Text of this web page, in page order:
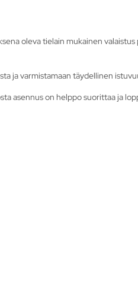
oleva tielain mukainen
ja varmistamaan täydellinen
asennus on helppo suorittaa ja